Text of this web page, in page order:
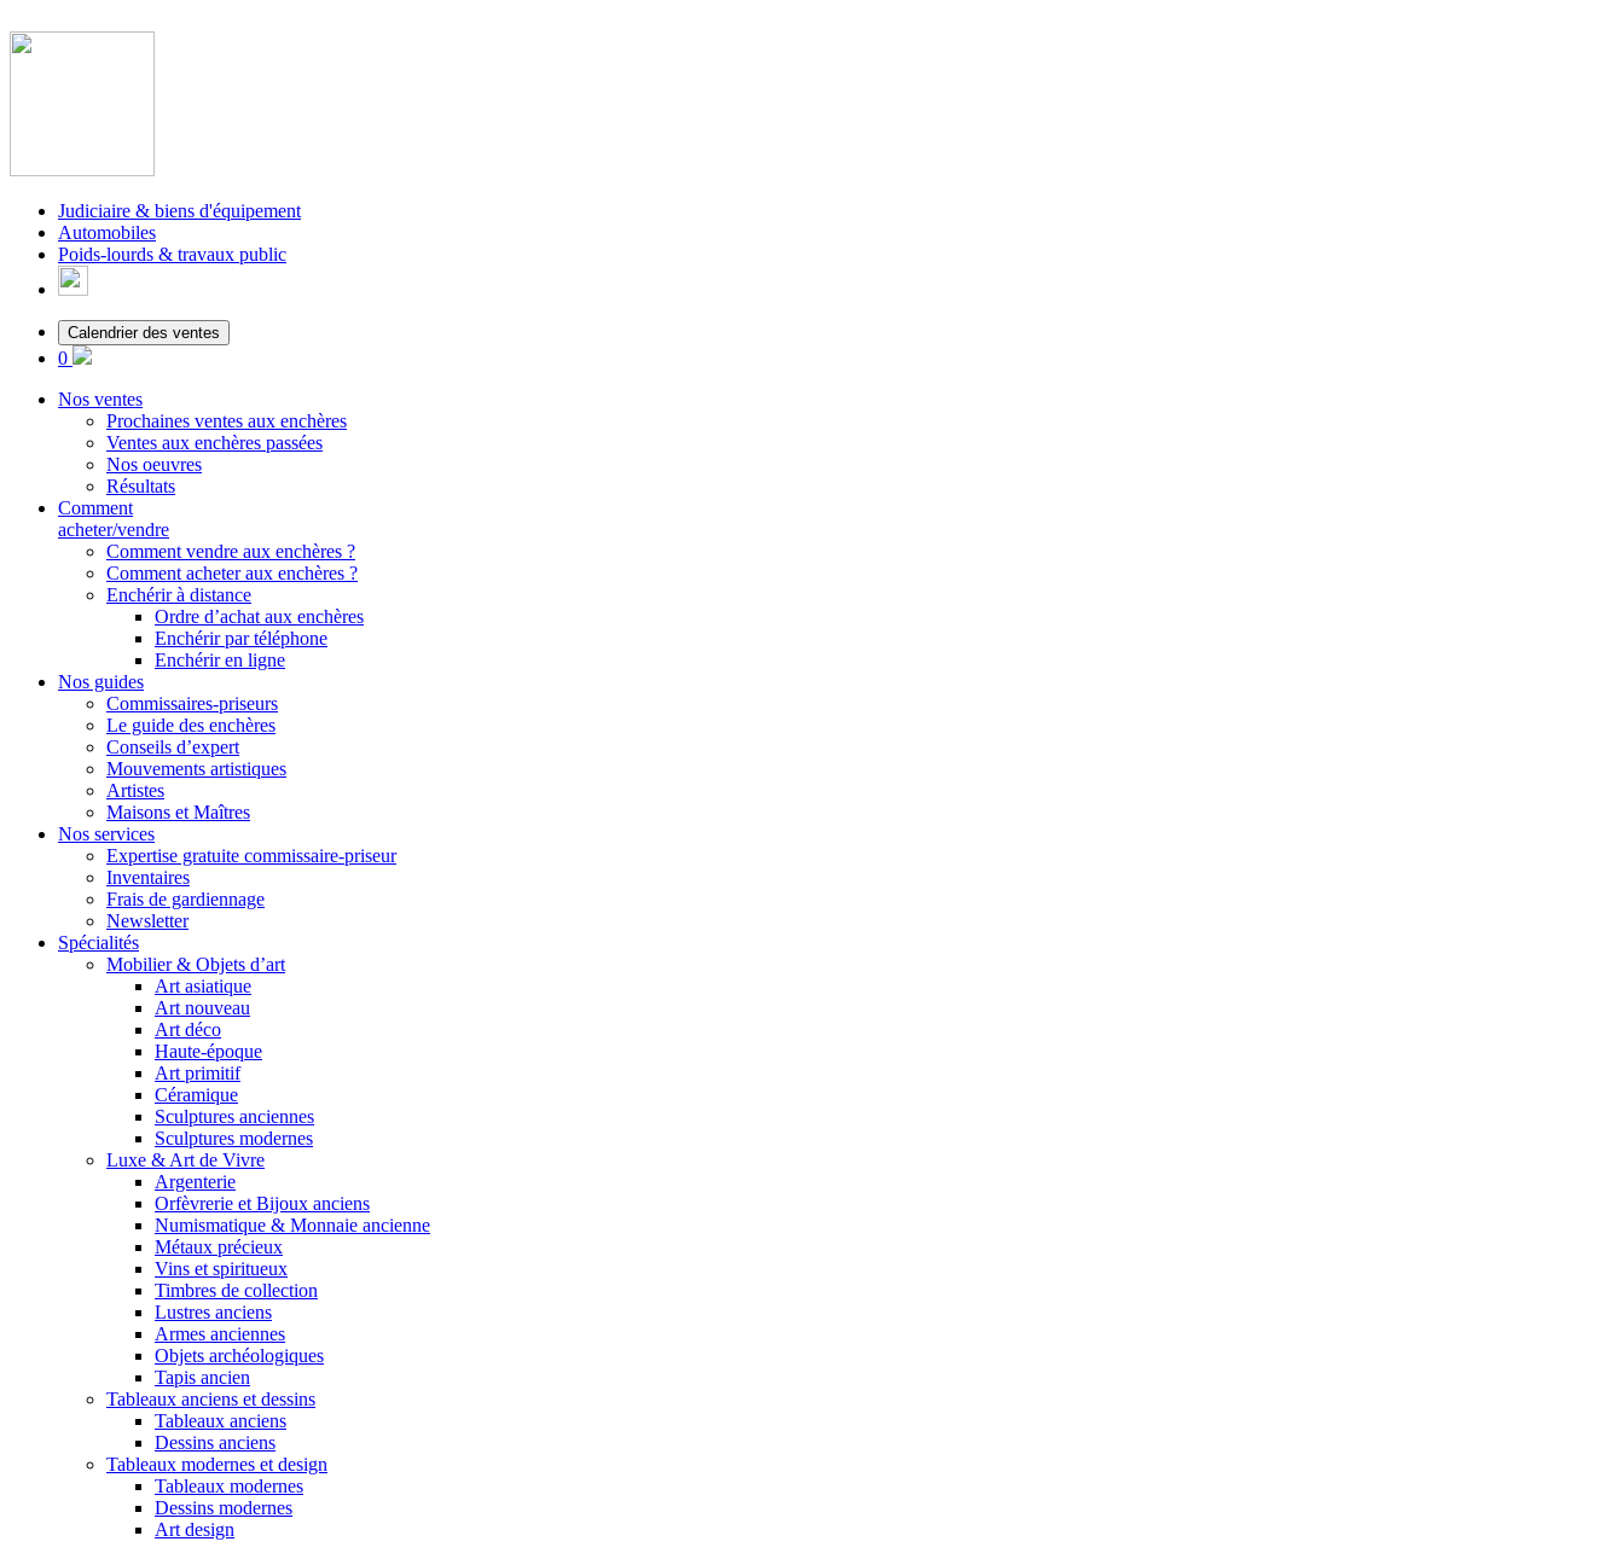
Judiciaire & biens d'équipement
Automobiles
Poids-lourds & travaux public
Calendrier des ventes
0
Nos ventes
Prochaines ventes aux enchères
Ventes aux enchères passées
Nos oeuvres
Résultats
Comment
acheter/vendre
Comment vendre aux enchères ?
Comment acheter aux enchères ?
Enchérir à distance
Ordre d’achat aux enchères
Enchérir par téléphone
Enchérir en ligne
Nos guides
Commissaires-priseurs
Le guide des enchères
Conseils d’expert
Mouvements artistiques
Artistes
Maisons et Maîtres
Nos services
Expertise gratuite commissaire-priseur
Inventaires
Frais de gardiennage
Newsletter
Spécialités
Mobilier & Objets d’art
Art asiatique
Art nouveau
Art déco
Haute-époque
Art primitif
Céramique
Sculptures anciennes
Sculptures modernes
Luxe & Art de Vivre
Argenterie
Orfèvrerie et Bijoux anciens
Numismatique & Monnaie ancienne
Métaux précieux
Vins et spiritueux
Timbres de collection
Lustres anciens
Armes anciennes
Objets archéologiques
Tapis ancien
Tableaux anciens et dessins
Tableaux anciens
Dessins anciens
Tableaux modernes et design
Tableaux modernes
Dessins modernes
Art design